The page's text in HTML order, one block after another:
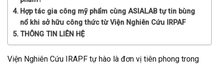
Hợp tác gia công mỹ phẩm cùng ASIALAB tự tin bùng
nổ khi sở hữu công thức từ Viện Nghiên Cứu IRPAF
THÔNG TIN LIÊN HỆ
Viện Nghiên Cứu IRAPF tự hào là đơn vị tiên phong trong